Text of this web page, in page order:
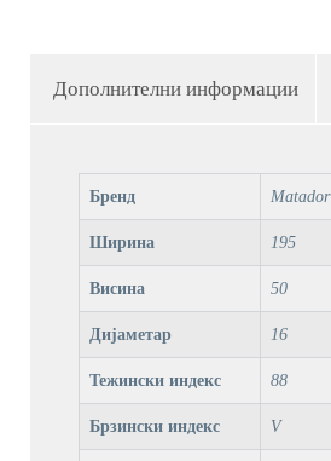
Дополнителни информации
Бренд Matador
Ширина 195
Висина 50
Дијаметар 16
Тежински индекс 88
Брзински индекс V